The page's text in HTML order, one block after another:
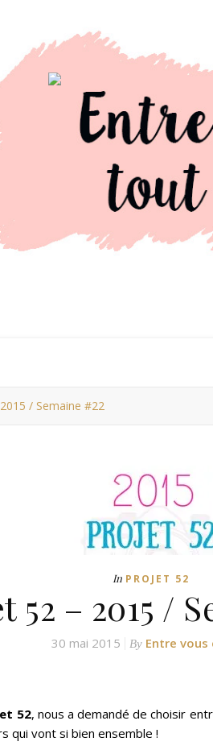
/ Semaine #22
In PROJET 52
52 – 2015 /
30 mai 2015 By Entre vous
52, nous a demandé de choisir
qui vont si bien ensemble !